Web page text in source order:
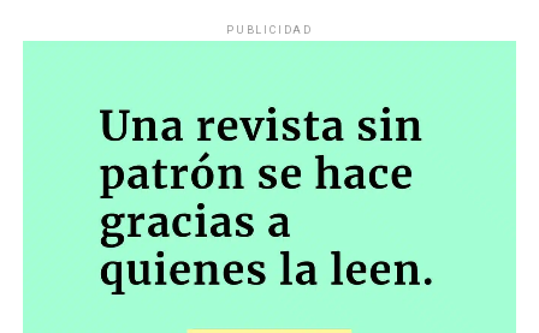
PUBLICIDAD